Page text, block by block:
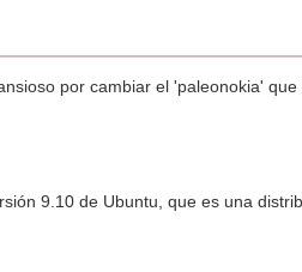
por cambiar el 'paleonokia' que
9.10 de Ubuntu, que es una